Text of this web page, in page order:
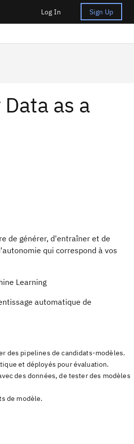
Log In Sign Up
as a
de générer, d'entraîner et de
qui correspond à vos
Learning
automatique de
des pipelines de candidats-modèles.
et déployés pour évaluation.
des données, de tester des modèles
de modèle.